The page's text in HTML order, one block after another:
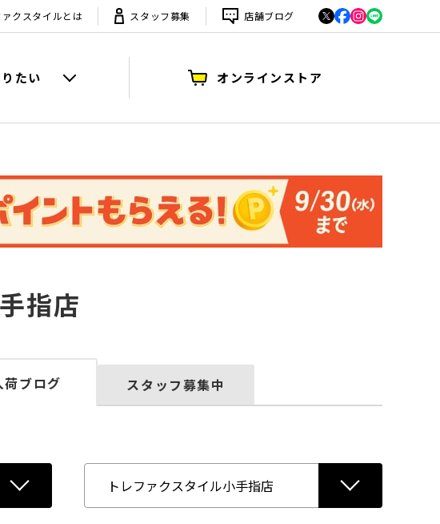
ァクスタイルとは スタッフ募集 店舗ブログ
たい オンラインストア
指店
荷ブログ スタッフ募集中